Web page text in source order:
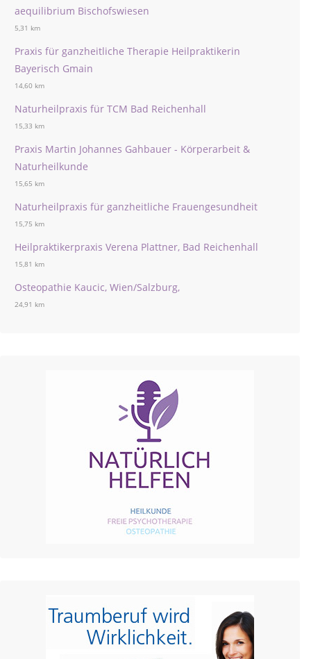
aequilibrium Bischofswiesen
5,31 km
Praxis für ganzheitliche Therapie Heilpraktikerin
Bayerisch Gmain
14,60 km
Naturheilpraxis für TCM Bad Reichenhall
15,33 km
Praxis Martin Johannes Gahbauer - Körperarbeit &
Naturheilkunde
15,65 km
Naturheilpraxis für ganzheitliche Frauengesundheit
15,75 km
Heilpraktikerpraxis Verena Plattner, Bad Reichenhall
15,81 km
Osteopathie Kaucic, Wien/Salzburg,
24,91 km